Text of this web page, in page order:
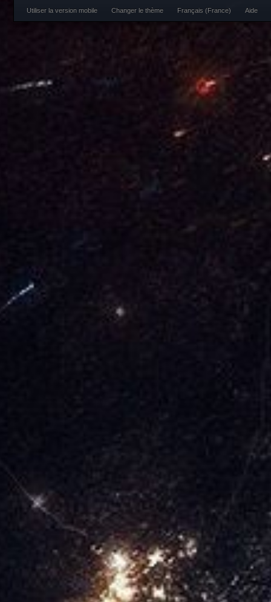
Utiliser la version mobile Changer le thème Français (France) Aide